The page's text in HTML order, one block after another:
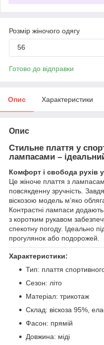
Розмір жіночого одягу
56
Готово до відправки
Опис Характеристики
Опис
Стильне плаття у
лампасами –
Комфорт і свобода рухів
Це жіноче плаття з
повсякденну зручність.
віскозою модель м’яко
Контрастні лампаси
з коротким рукавом
спекотну погоду. Ідеально
прогулянок або подорожей.
Характеристики:
Тип: плаття
Сезон: літо
Матеріал: трикотаж
Склад: віскоза 95%,
Фасон: прямій
Довжина: міді